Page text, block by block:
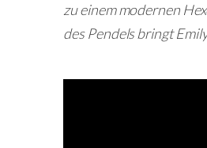
zu einem modernen
des Pendels bringt